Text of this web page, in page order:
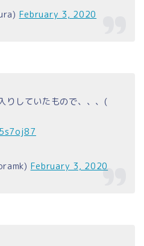
February 3, 2020
りしていたもので、、、(
February 3, 2020